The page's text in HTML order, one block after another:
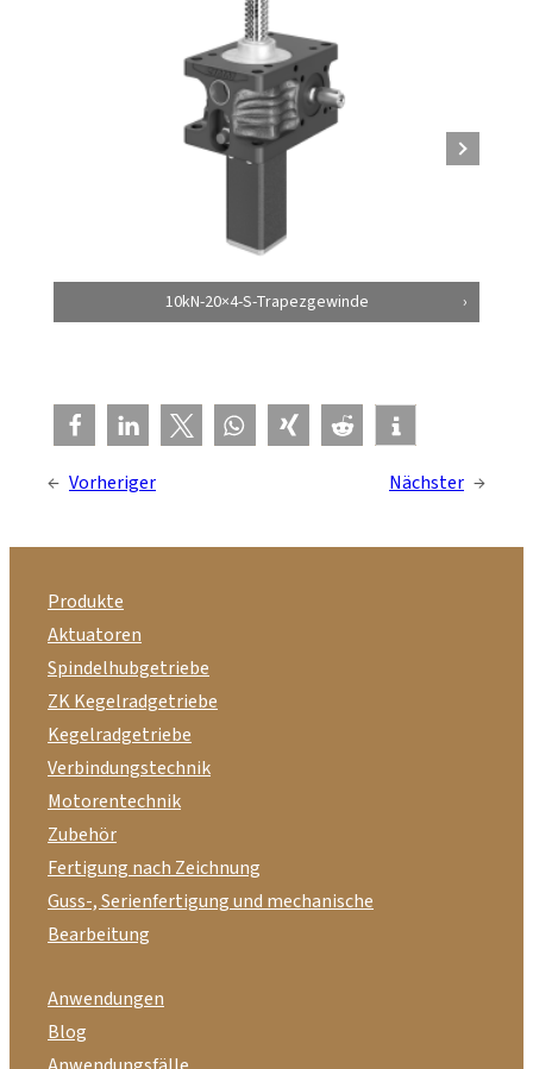
10kN-20×4-S-Trapezgewinde
← Vorheriger Nächster →
Produkte
Aktuatoren
Spindelhubgetriebe
ZK Kegelradgetriebe
Kegelradgetriebe
Verbindungstechnik
Motorentechnik
Zubehör
Fertigung nach Zeichnung
Guss-, Serienfertigung und mechanische
Bearbeitung
Anwendungen
Blog